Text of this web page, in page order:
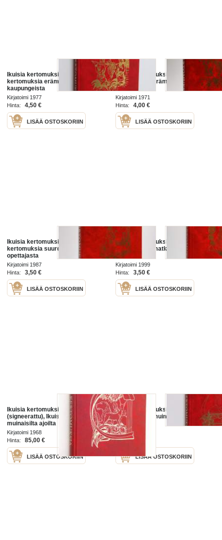
Ikuisia kertomuksia 3 : Ikuisia
kertomuksia erämaasta ja
kaupungeista
Kirjatoimi 1977
Hinta:
4,50 €
LISÄÄ OSTOSKORIIN
Ikuisia kertomuksia 3 : Ikuisia
kertomuksia erämaasta ja
kaupungeista
Kirjatoimi 1971
Hinta:
4,00 €
LISÄÄ OSTOSKORIIN
Ikuisia kertomuksia 8 : Ikuisia
kertomuksia suuresta lääkäristä ja
opettajasta
Kirjatoimi 1987
Hinta:
3,50 €
LISÄÄ OSTOSKORIIN
Ikuisia kertomuksia 10 : Ikuisia
kertomuksia matkalta kohti
kirkkauksia
Kirjatoimi 1999
Hinta:
3,50 €
LISÄÄ OSTOSKORIIN
Ikuisia kertomuksia 1
(signeerattu), Ikuisia kertomuksia
muinaisilta ajoilta
Kirjatoimi 1968
Hinta:
85,00 €
LISÄÄ OSTOSKORIIN
Ikuisia kertomuksia 2 : Ikuisia
kertomuksia muinaisajan
sankareista
Kirjatoimi 1975
Hinta:
5,50 €
LISÄÄ OSTOSKORIIN